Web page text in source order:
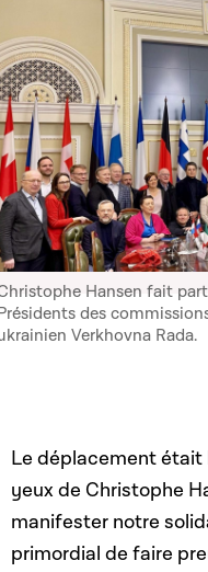
Hansen fait
des
Verkhovna Rada.
Le déplacement
yeux de Christophe
manifester notre
primordial de faire